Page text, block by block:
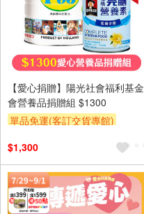
【愛心捐贈】陽光社會福利基金
會營養品捐贈組 $1300
單品免運(客訂交貨專館)
$1,300